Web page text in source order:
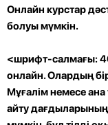
Онлайн курстар
болуы мүмкін.
<шрифт-салмағы:
онлайн. Олардың
Мұғалім немесе ана
айту дағдыларының